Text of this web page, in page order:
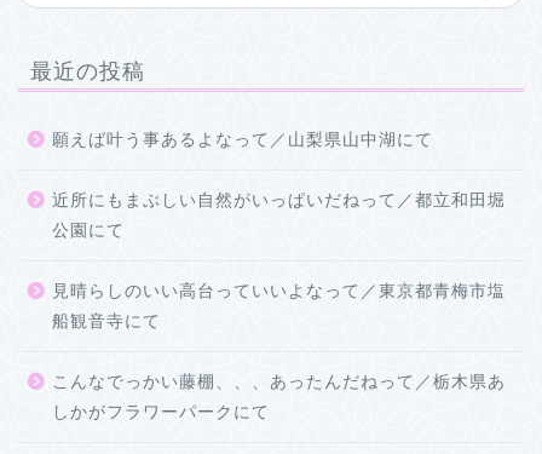
最近の投稿
願えば叶う事あるよなって／山梨県山中湖にて
近所にもまぶしい自然がいっぱいだねって／都立和田堀
公園にて
見晴らしのいい高台っていいよなって／東京都青梅市塩
船観音寺にて
こんなでっかい藤棚、、、あったんだねって／栃木県あ
しかがフラワーパークにて